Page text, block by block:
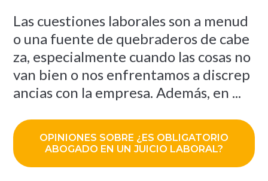
Las cuestiones laborales son a menud
o una fuente de quebraderos de cabe
za, especialmente cuando las cosas no
van bien o nos enfrentamos a discrep
ancias con la empresa. Además, en ...
OPINIONES SOBRE ¿ES OBLIGATORIO
ABOGADO EN UN JUICIO LABORAL?